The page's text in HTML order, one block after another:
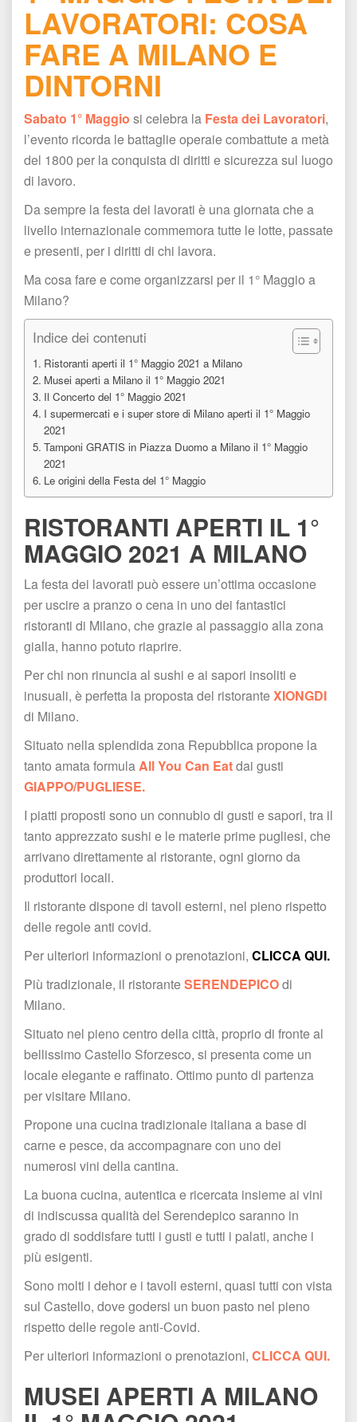
LAVORATORI: COSA
FARE A MILANO E
DINTORNI
Sabato 1° Maggio si celebra la Festa dei Lavoratori,
l’evento ricorda le battaglie operaie combattute a metà
del 1800 per la conquista di diritti e sicurezza sul luogo
di lavoro.
Da sempre la festa dei lavorati è una giornata che a
livello internazionale commemora tutte le lotte, passate
e presenti, per i diritti di chi lavora.
Ma cosa fare e come organizzarsi per il 1° Maggio a
Milano?
Indice dei contenuti
Ristoranti aperti il 1° Maggio 2021 a Milano
Musei aperti a Milano il 1° Maggio 2021
Il Concerto del 1° Maggio 2021
I supermercati e i super store di Milano aperti il 1° Maggio
2021
Tamponi GRATIS in Piazza Duomo a Milano il 1° Maggio
2021
Le origini della Festa del 1° Maggio
RISTORANTI APERTI IL 1°
MAGGIO 2021 A MILANO
La festa dei lavorati può essere un’ottima occasione
per uscire a pranzo o cena in uno dei fantastici
ristoranti di Milano, che grazie al passaggio alla zona
gialla, hanno potuto riaprire.
Per chi non rinuncia al sushi e ai sapori insoliti e
inusuali, è perfetta la proposta del ristorante XIONGDI
di Milano.
Situato nella splendida zona Repubblica propone la
tanto amata formula All You Can Eat dai gusti
GIAPPO/PUGLIESE.
I piatti proposti sono un connubio di gusti e sapori, tra il
tanto apprezzato sushi e le materie prime pugliesi, che
arrivano direttamente al ristorante, ogni giorno da
produttori locali.
Il ristorante dispone di tavoli esterni, nel pieno rispetto
delle regole anti covid.
Per ulteriori informazioni o prenotazioni, CLICCA QUI.
Più tradizionale, il ristorante SERENDEPICO di
Milano.
Situato nel pieno centro della città, proprio di fronte al
bellissimo Castello Sforzesco, si presenta come un
locale elegante e raffinato. Ottimo punto di partenza
per visitare Milano.
Propone una cucina tradizionale italiana a base di
carne e pesce, da accompagnare con uno dei
numerosi vini della cantina.
La buona cucina, autentica e ricercata insieme ai vini
di indiscussa qualità del Serendepico saranno in
grado di soddisfare tutti i gusti e tutti i palati, anche i
più esigenti.
Sono molti i dehor e i tavoli esterni, quasi tutti con vista
ul Castello, dove godersi un buon pasto nel pieno
rispetto delle regole anti-Covid.
Per ulteriori informazioni o prenotazioni, CLICCA QUI.
MUSEI APERTI A MILANO